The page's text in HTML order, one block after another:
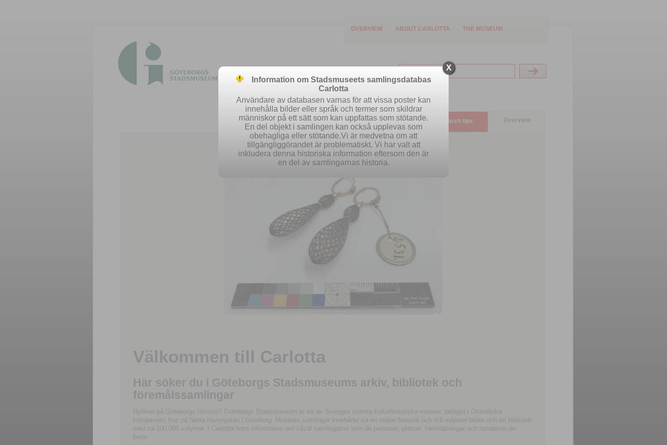
OVERVIEW ABOUT CARLOTTA THE MUSEUM
Easy search Advanced search Search tips Overview
Välkommen till Carlotta
Här söker du i Göteborgs Stadsmuseums arkiv, bibliotek och
föremålssamlingar
Nyfiken på Göteborgs historia? Göteborgs Stadsmuseum är ett av Sveriges största kulturhistoriska museer, beläget i Ostindiska
kompaniets hus på Norra Hamngatan i Göteborg. Museets samlingar innehåller ca en miljon föremål och två miljoner bilder och ett bibliotek
med ca 100 000 volymer. I Carlotta finns information om såväl samlingarna som de personer, platser, föreställningar och händelser de
berör.
X
Information om Stadsmuseets samlingsdatabas
Carlotta
Användare av databasen varnas för att vissa poster kan
innehålla bilder eller språk och termer som skildrar
människor på ett sätt som kan uppfattas som stötande.
En del objekt i samlingen kan också upplevas som
obehagliga eller stötande.Vi är medvetna om att
tillgängliggörandet är problematiskt. Vi har valt att
inkludera denna historiska information eftersom den är
en del av samlingarnas historia.